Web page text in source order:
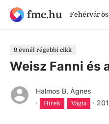
fmc.hu Fehérvár
9 évnél régebbi cikk
Weisz Fanni és
Halmos B. Ágnes
·
Hírek Vágta ·